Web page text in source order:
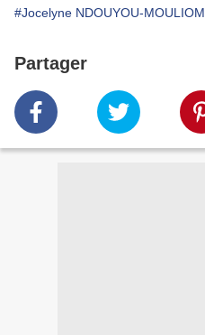
#Jocelyne NDOUYOU-MOULIOM
Partager